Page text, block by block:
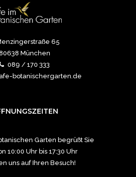
65
München
089 / 170 333
botanischergarten.de
Garten begrüßt Sie
10:00 Uhr bis 17:30 Uhr
uns auf Ihren Besuch!